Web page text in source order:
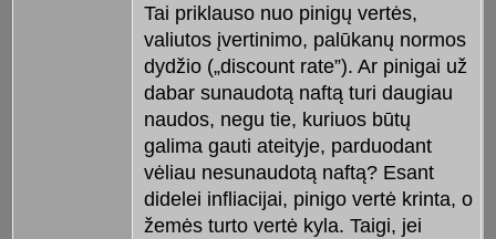
Tai priklauso nuo pinigų vertės,
valiutos įvertinimo, palūkanų normos
dydžio („discount rate”). Ar pinigai už
dabar sunaudotą naftą turi daugiau
naudos, negu tie, kuriuos būtų
galima gauti ateityje, parduodant
vėliau nesunaudotą naftą? Esant
didelei infliacijai, pinigo vertė krinta, o
žemės turto vertė kyla. Taigi, jei